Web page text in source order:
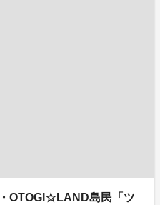
OTOGI☆LAND島民「ツ